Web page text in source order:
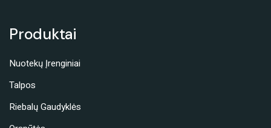
Produktai
Nuotekų Įrenginiai
Talpos
Riebalų Gaudyklės